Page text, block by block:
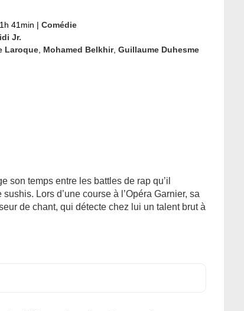
1h 41min | Comédie
Jr.
Laroque, Mohamed Belkhir, Guillaume Duhesme
son temps entre les battles de rap qu’il
Lors d’une course à l’Opéra Garnier, sa
de chant, qui détecte chez lui un talent brut à